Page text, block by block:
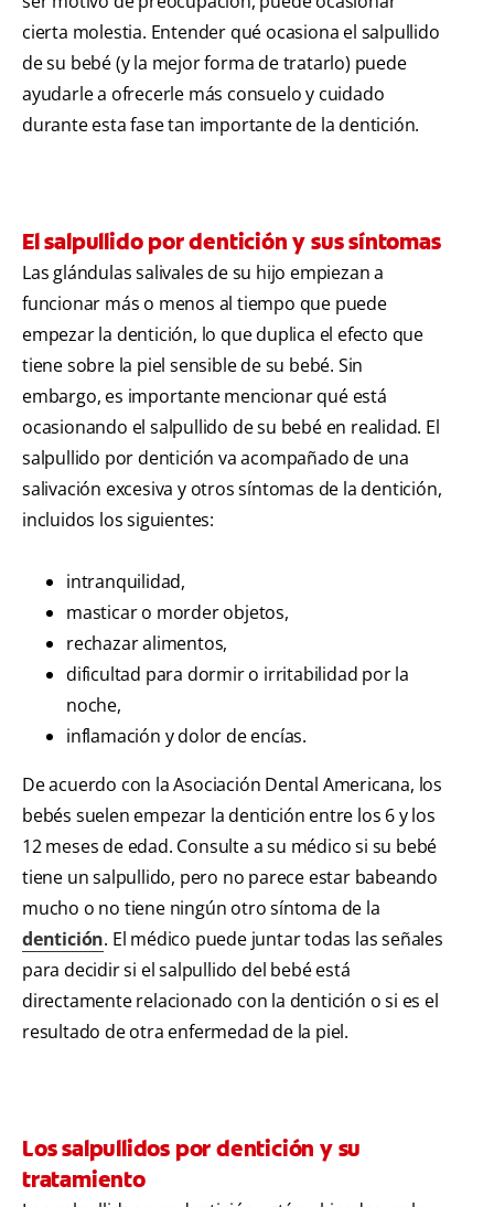
cierta molestia. Entender qué ocasiona el salpullido
de su bebé (y la mejor forma de tratarlo) puede
ayudarle a ofrecerle más consuelo y cuidado
durante esta fase tan importante de la dentición.
El salpullido por dentición y sus síntomas
Las glándulas salivales de su hijo empiezan a
funcionar más o menos al tiempo que puede
empezar la dentición, lo que duplica el efecto que
tiene sobre la piel sensible de su bebé. Sin
embargo, es importante mencionar qué está
ocasionando el salpullido de su bebé en realidad. El
salpullido por dentición va acompañado de una
salivación excesiva y otros síntomas de la dentición,
incluidos los siguientes:
intranquilidad,
masticar o morder objetos,
rechazar alimentos,
dificultad para dormir o irritabilidad por la
noche,
inflamación y dolor de encías.
De acuerdo con la Asociación Dental Americana, los
bebés suelen empezar la dentición entre los 6 y los
12 meses de edad. Consulte a su médico si su bebé
tiene un salpullido, pero no parece estar babeando
mucho o no tiene ningún otro síntoma de la
dentición. El médico puede juntar todas las señales
para decidir si el salpullido del bebé está
directamente relacionado con la dentición o si es el
resultado de otra enfermedad de la piel.
Los salpullidos por dentición y su
tratamiento